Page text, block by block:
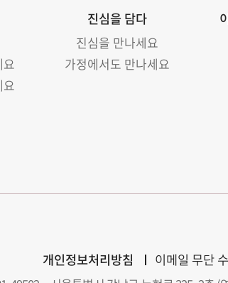
진심을 담다
진심을 만나세요
가정에서도 만나세요
개인정보처리방침 이메일 무단